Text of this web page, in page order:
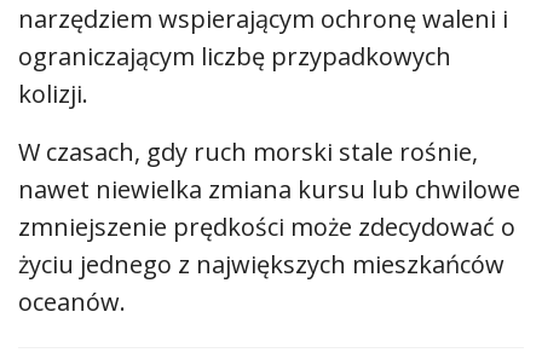
narzędziem wspierającym ochronę waleni i
ograniczającym liczbę przypadkowych
kolizji.
W czasach, gdy ruch morski stale rośnie,
nawet niewielka zmiana kursu lub chwilowe
zmniejszenie prędkości może zdecydować o
życiu jednego z największych mieszkańców
oceanów.